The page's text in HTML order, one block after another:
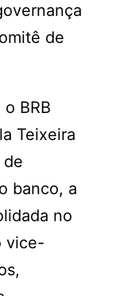
de
BRB
Teixeira
banco, a
no
vice-